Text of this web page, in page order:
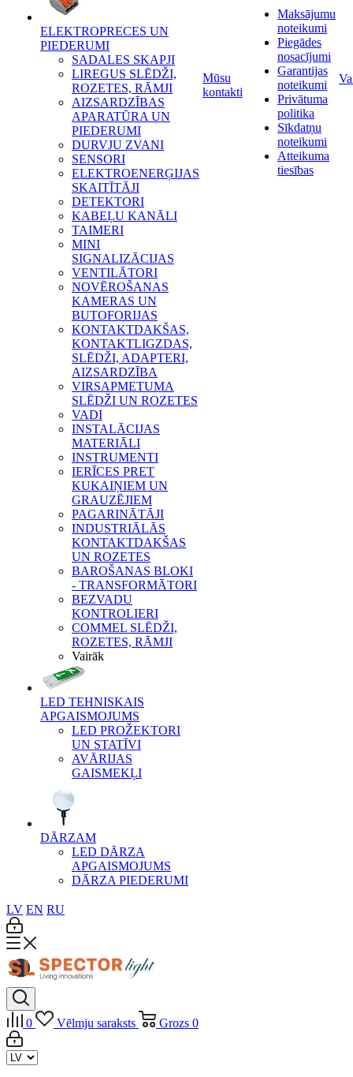
ELEKTROPRECES UN
PIEDERUMI
SADALES SKAPJI
LIREGUS SLĒDŽI,
ROZETES, RĀMJI
AIZSARDZĪBAS
APARATŪRA UN
PIEDERUMI
DURVJU ZVANI
SENSORI
ELEKTROENERĢIJAS
SKAITĪTĀJI
DETEKTORI
KABEĻU KANĀLI
TAIMERI
MINI
SIGNALIZĀCIJAS
VENTILĀTORI
NOVĒROŠANAS
KAMERAS UN
BUTOFORIJAS
KONTAKTDAKŠAS,
KONTAKTLIGZDAS,
SLĒDŽI, ADAPTERI,
AIZSARDZĪBA
VIRSAPMETUMA
SLĒDŽI UN ROZETES
VADI
INSTALĀCIJAS
MATERIĀLI
INSTRUMENTI
IERĪCES PRET
KUKAIŅIEM UN
GRAUZĒJIEM
PAGARINĀTĀJI
INDUSTRIĀLĀS
KONTAKTDAKŠAS
UN ROZETES
BAROŠANAS BLOKI
- TRANSFORMĀTORI
BEZVADU
KONTROLIERI
COMMEL SLĒDŽI,
ROZETES, RĀMJI
Vairāk
LED TEHNISKAIS
APGAISMOJUMS
LED PROŽEKTORI
UN STATĪVI
AVĀRIJAS
GAISMEKĻI
DĀRZAM
LED DĀRZA
APGAISMOJUMS
DĀRZA PIEDERUMI
Mūsu
kontakti
Maksājumu
noteikumi
Piegādes
nosacījumi
Garantijas
noteikumi
Privātuma
politika
Sīkdatņu
noteikumi
Atteikuma
tiesības
LV EN RU
0 Vēlmju saraksts Grozs 0